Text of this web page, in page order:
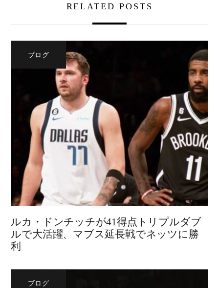
RELATED POSTS
ブログ
ルカ・ドンチッチが41得点トリプルダブ
ルで大活躍、マブス延長戦でネッツに勝
利
ブログ